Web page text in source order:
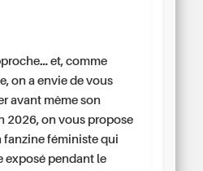
et, comme
on a envie de vous
avant même son
2026, on vous propose
fanzine féministe qui
exposé pendant le